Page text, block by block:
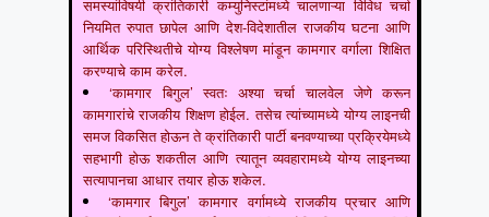
समस्यांविषयी क्रांतिकारी कम्युनिस्टांमध्ये चालणाऱ्या विविध चर्चा
नियमित रुपात छापेल आणि देश-विदेशातील राजकीय घटना आणि
आर्थिक परिस्थितीचे योग्य विश्लेषण मांडून कामगार वर्गाला शिक्षित
करण्याचे काम करेल.
‘कामगार बिगुल’ स्वतः अश्या चर्चा चालवेल जेणे करून
कामगारांचे राजकीय शिक्षण होईल. तसेच त्यांच्यामध्ये योग्य लाइनची
समज विकसित होऊन ते क्रांतिकारी पार्टी बनवण्याच्या प्रक्रियेमध्ये
सहभागी होऊ शकतील आणि त्यातून व्यवहारामध्ये योग्य लाइनच्या
सत्यापानचा आधार तयार होऊ शकेल.
‘कामगार बिगुल’ कामगार वर्गामध्ये राजकीय प्रचार आणि